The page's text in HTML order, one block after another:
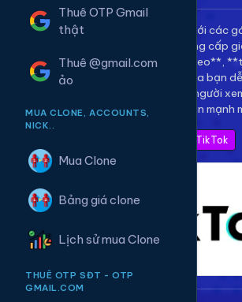
Thuê OTP Gmail
thật
Thuê @gmail.com
ảo
MUA CLONE, ACCOUNTS,
NICK..
Mua Clone
Bảng giá clone
Lịch sử mua Clone
THUÊ OTP SĐT - OTP
GMAIL.COM
Bùng nổ kênh TikTok của bạn với các
trưởng toàn diện. Chúng tôi cung cấp
follow TikTok**, **tăng tim video**,
**bình luận** để giúp video của bạn
thịnh hành, thu hút hàng triệu người
thương hiệu cá nhân mạnh
Xem Bảng Giá TikTok